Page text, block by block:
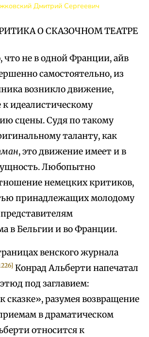
Дмитрий Сергеевич
О СКАЗОЧНОМ ТЕАТРЕ
что не в одной Франции, айв
самостоятельно, из
возникло движение,
идеалистическому
сцены. Судя по такому
таланту, как
, это движение имеет и в
Любопытно
немецких критиков,
принадлежащих молодому
в Бельгии и во Франции.
венского журнала
Конрад Альберти напечатал
под заглавием:
сказке», разумея возвращение
в драматическом
относится к